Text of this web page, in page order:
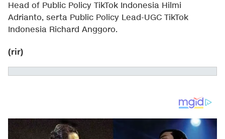
Head of Public Policy TikTok Indonesia Hilmi
Adrianto, serta Public Policy Lead-UGC TikTok
Indonesia Richard Anggoro.
(rir)